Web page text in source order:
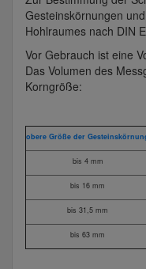
Gesteinskörnungen
Hohlraumes nach DIN
Vor Gebrauch ist eine
Das Volumen des
Korngröße:
obere Größe der
bis 4 mm
bis 16 mm
bis 31,5 mm
bis 63 mm